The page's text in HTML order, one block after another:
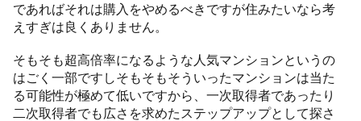
であればそれは購入をやめるべきですが住みたいなら考
えすぎは良くありません。
そもそも超高倍率になるような人気マンションというの
はごく一部ですしそもそもそういったマンションは当た
る可能性が極めて低いですから、一次取得者であったり
二次取得者でも広さを求めたステップアップとして探さ